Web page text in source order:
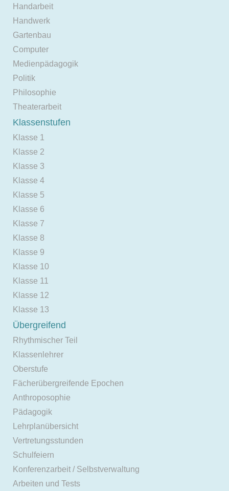
Handarbeit
Handwerk
Gartenbau
Computer
Medienpädagogik
Politik
Philosophie
Theaterarbeit
Klassenstufen
Klasse 1
Klasse 2
Klasse 3
Klasse 4
Klasse 5
Klasse 6
Klasse 7
Klasse 8
Klasse 9
Klasse 10
Klasse 11
Klasse 12
Klasse 13
Übergreifend
Rhythmischer Teil
Klassenlehrer
Oberstufe
Fächerübergreifende Epochen
Anthroposophie
Pädagogik
Lehrplanübersicht
Vertretungsstunden
Schulfeiern
Konferenzarbeit / Selbstverwaltung
Arbeiten und Tests